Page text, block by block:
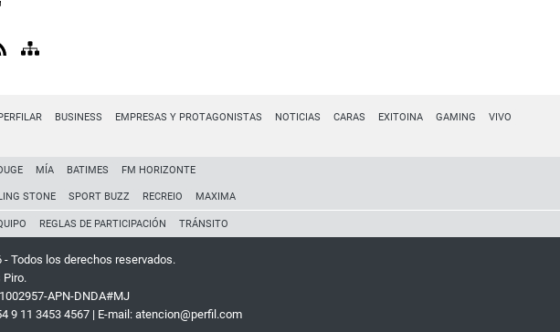
BUSINESS EMPRESAS Y PROTAGONISTAS NOTICIAS CARAS EXITOINA GAMING VIVO
MÍA BATIMES FM HORIZONTE
STONE SPORT BUZZ RECREIO MAXIMA
REGLAS DE PARTICIPACIÓN TRÁNSITO
Todos los derechos reservados.
Piro.
APN-DNDA#MJ
9 11 3453 4567| E-mail: atencion@perfil.com